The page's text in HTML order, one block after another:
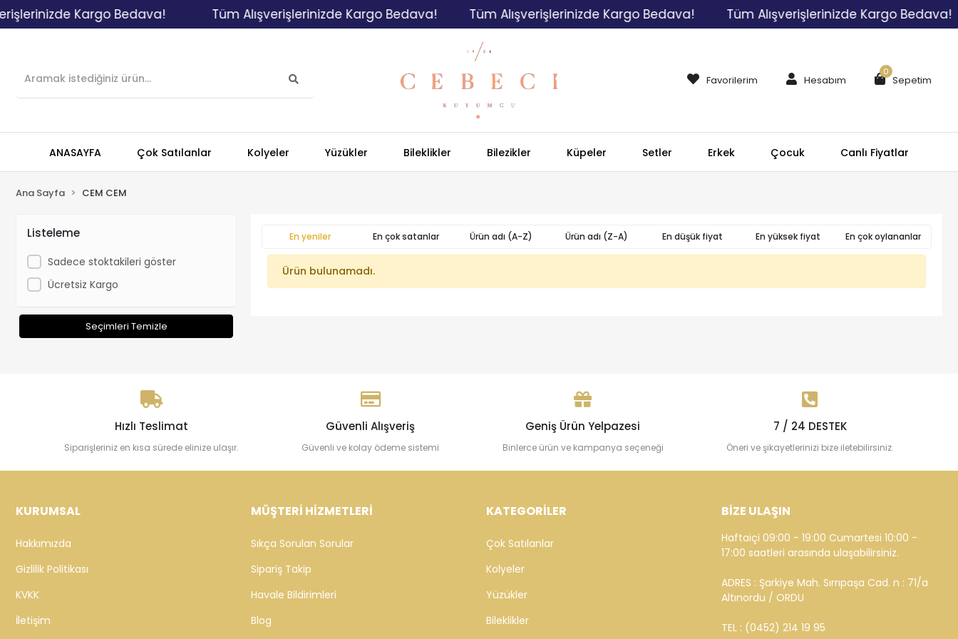
Kargo Bedava! Tüm Alışverişlerinizde Kargo Bedava! Tüm Alışverişlerinizde Kargo Bedava! Tüm Alışverişlerinizde Kargo Bedava!
Favorilerim Hesabım Sepetim
0
ANASAYFA Çok Satılanlar Kolyeler Yüzükler Bileklikler Bilezikler Küpeler Setler Erkek Çocuk Canlı Fiyatlar
Ana Sayfa CEM CEM
Listeleme
Sadece stoktakileri göster
Ücretsiz Kargo
Seçimleri Temizle
En yeniler En çok satanlar Ürün adı (A-Z) Ürün adı (Z-A) En düşük fiyat En yüksek fiyat En çok oylananlar
Ürün bulunamadı.
Hızlı Teslimat
Siparişleriniz en kısa sürede elinize ulaşır.
Güvenli Alışveriş
Güvenli ve kolay ödeme sistemi
Geniş Ürün Yelpazesi
Binlerce ürün ve kampanya seçeneği
7 / 24 DESTEK
Öneri ve şikayetlerinizi bize iletebilirsiniz.
KURUMSAL
Hakkımızda
Gizlilik Politikası
KVKK
İletişim
MÜŞTERİ HİZMETLERİ
Sıkça Sorulan Sorular
Sipariş Takip
Havale Bildirimleri
Blog
KATEGORİLER
Çok Satılanlar
Kolyeler
Yüzükler
Bileklikler
BİZE ULAŞIN
Haftaiçi 09:00 - 19:00 Cumartesi 10:00 -
17:00 saatleri arasında ulaşabilirsiniz.
ADRES : Şarkiye Mah. Sırrıpaşa Cad. n : 71/a
Altınordu / ORDU
TEL : (0452) 214 19 95